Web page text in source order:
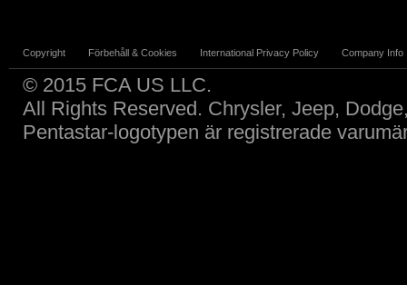
Copyright Förbehåll & Cookies International Privacy Policy Company Info
© 2015 FCA US LLC.
All Rights Reserved. Chrysler, Jeep,
Pentastar-logotypen är registrerade